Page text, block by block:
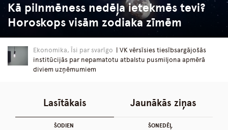
Kā pilnmēness nedēļa ietekmēs tevi?
Horoskops visām zodiaka zīmēm
Ekonomika, Īsi par svarīgo | VK vērsīsies tiesībsargājošās
institūcijās par nepamatotu atbalstu pusmiljona apmērā
diviem uzņēmumiem
Lasītākais
ŠODIEN ŠONEDĒĻ
Jaunākās ziņas